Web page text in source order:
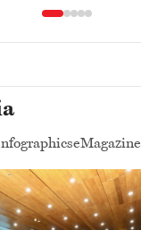
eMagazine